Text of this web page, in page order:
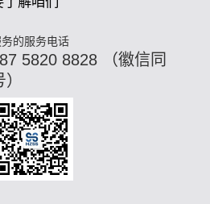
务的服务电话
5820 8828 （徽信同